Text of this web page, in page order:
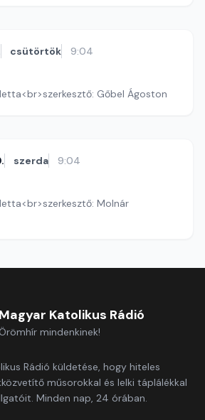
csütörtök 9:04
Gőbel Ágoston
szerda 9:04
Molnár
Magyar Katolikus Rádió
Örömhír mindenkinek!
Rádió küldetése, hogy hiteles
műsorokkal és lelki táplálékkal
Minden nap, 24 órában.